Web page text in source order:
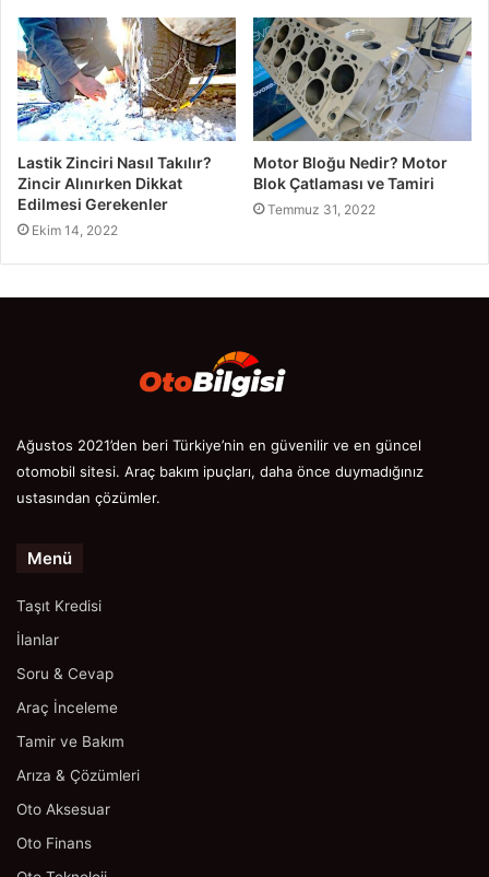
Lastik Zinciri Nasıl Takılır?
Zincir Alınırken Dikkat
Edilmesi Gerekenler
Ekim 14, 2022
Motor Bloğu Nedir? Motor
Blok Çatlaması ve Tamiri
Temmuz 31, 2022
Ağustos 2021’den beri Türkiye’nin en güvenilir ve en güncel
otomobil sitesi. Araç bakım ipuçları, daha önce duymadığınız
ustasından çözümler.
Menü
Taşıt Kredisi
İlanlar
Soru & Cevap
Araç İnceleme
Tamir ve Bakım
Arıza & Çözümleri
Oto Aksesuar
Oto Finans